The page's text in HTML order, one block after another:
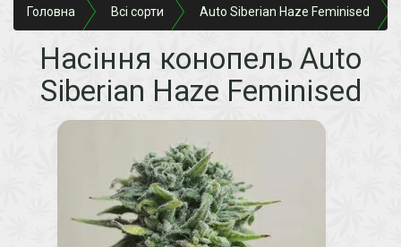
Головна Всі сорти Auto Siberian Haze Feminised
Насіння конопель Auto
Siberian Haze Feminised